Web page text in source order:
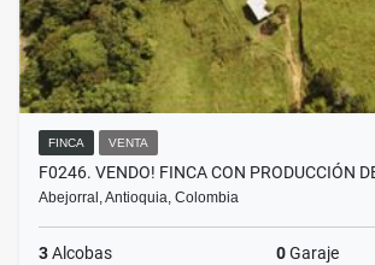
FINCA VENTA
F0246. VENDO! FINCA CON PRODUCCIÓN
Abejorral, Antioquia, Colombia
3Alcobas 0Garaje